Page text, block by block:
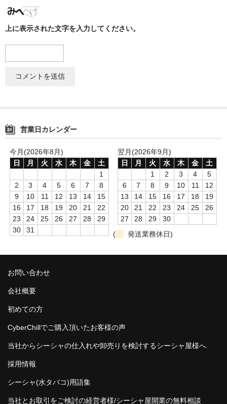
НА ГРАНИ (NA GRANI)
Oduman
RF
NOMAD
Mamay Custom
MEXANIKA
HMS
ボウル(ハガル）
シーシャフレーバー
オデュマン
Cobra Blanc
上に表示された文字を入力してください。
営業日カレンダー
今月(2026年8月)
日
月 火 水 木 金
土
1
2
3 4 5 6 7
8
9
10 11 12 13 14
15
16
17 18 19 20 21
22
23
24 25 26 27 28
29
30
31
翌月(2026年9月)
日
月 火 水 木 金
土
1
2 3 4
5
6
7 8 9 10 11
12
13
14 15 16 17 18
19
20
21 22 23 24 25
26
27
28 29
30
(
発送業務休日)
お問い合わせ
会社概要
初めての方
CyberChillでご購入頂いたお客様の声
当社からシーシャの仕入れや卸売りを検討するシーシャ屋様へ
採用情報
シーシャ(水タバコ)用語集
当社とお取引をご検討の経営者様/シーシャ屋開業の無料相談